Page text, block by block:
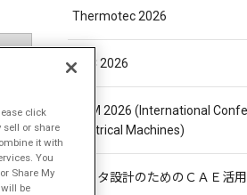
Thermotec 2026
ASC 2026
ICEM 2026 (International
Electrical Machines)
モータ設計のためのＣＡＥ活
click
sell or share
it with
You
Share My
be